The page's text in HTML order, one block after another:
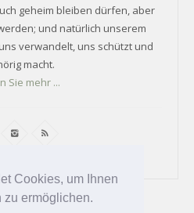
Cookies, um Ihnen
zu ermöglichen.
geheim bleiben dürfen, aber
und natürlich unserem
verwandelt, uns schützt und
macht.
Sie mehr ...